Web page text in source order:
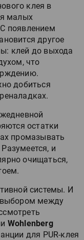
клея в
малых
появлением
другое
клей до выхода
что
добиться
остатки
промазывать
и
очищаться,
системы. И
выбором между
Wohlenberg
для PUR-клея